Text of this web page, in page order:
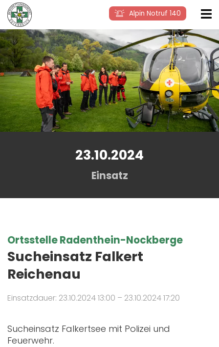
Alpin Notruf 140
23.10.2024
Einsatz
Ortsstelle Radenthein-Nockberge
Sucheinsatz Falkert
Reichenau
Einsatzdauer: 23.10.2024 13:00 – 23.10.2024 17:20
Sucheinsatz Falkertsee mit Polizei und
Feuerwehr.